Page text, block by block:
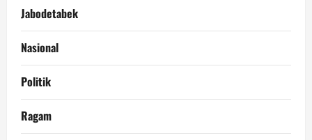
Jabodetabek
Nasional
Politik
Ragam